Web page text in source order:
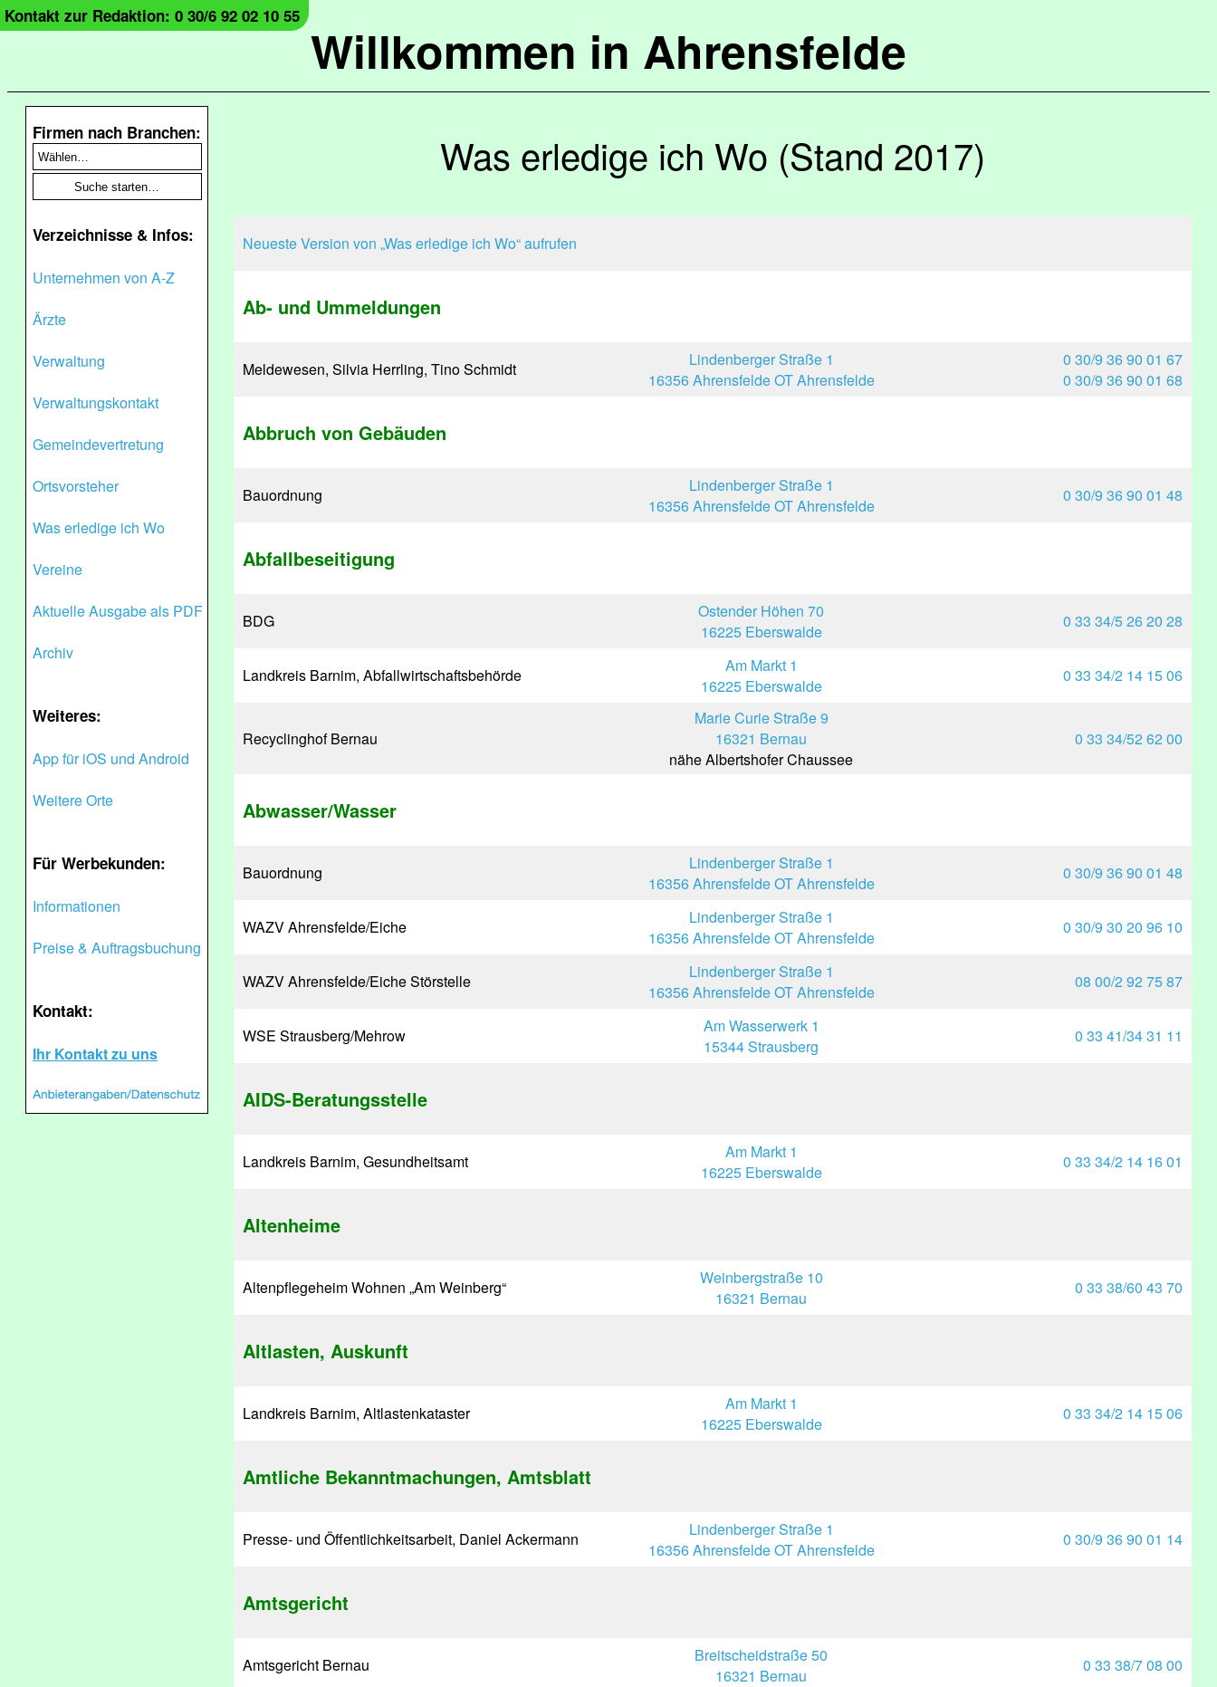
Willkommen in Ahrensfelde
Kontakt zur Redaktion: 0 30/6 92 02 10 55
Firmen nach Branchen:
Verzeichnisse & Infos:
Unternehmen von A-Z
Ärzte
Verwaltung
Verwaltungskontakt
Gemeindevertretung
Ortsvorsteher
Was erledige ich Wo
Vereine
Aktuelle Ausgabe als PDF
Archiv
Weiteres:
App für iOS und Android
Weitere Orte
Für Werbekunden:
Informationen
Preise & Auftragsbuchung
Kontakt:
Ihr Kontakt zu uns
Was erledige ich Wo (Stand 2017)
Neueste Version von „Was erledige ich Wo“ aufrufen
Ab- und Ummeldungen
Meldewesen, Silvia Herrling, Tino Schmidt
Lindenberger Straße 1
16356 Ahrensfelde OT Ahrensfelde
0 30/9 36 90 01 67
0 30/9 36 90 01 68
Abbruch von Gebäuden
Bauordnung
Lindenberger Straße 1
16356 Ahrensfelde OT Ahrensfelde
0 30/9 36 90 01 48
Abfallbeseitigung
BDG
Ostender Höhen 70
16225 Eberswalde
0 33 34/5 26 20 28
Landkreis Barnim, Abfallwirtschaftsbehörde
Am Markt 1
16225 Eberswalde
0 33 34/2 14 15 06
Recyclinghof Bernau
Marie Curie Straße 9
16321 Bernau
nähe Albertshofer Chaussee
0 33 34/52 62 00
Abwasser/Wasser
Bauordnung
Lindenberger Straße 1
16356 Ahrensfelde OT Ahrensfelde
0 30/9 36 90 01 48
WAZV Ahrensfelde/Eiche
Lindenberger Straße 1
16356 Ahrensfelde OT Ahrensfelde
0 30/9 30 20 96 10
WAZV Ahrensfelde/Eiche Störstelle
Lindenberger Straße 1
16356 Ahrensfelde OT Ahrensfelde
08 00/2 92 75 87
WSE Strausberg/Mehrow
Am Wasserwerk 1
15344 Strausberg
0 33 41/34 31 11
AIDS-Beratungsstelle
Landkreis Barnim, Gesundheitsamt
Am Markt 1
16225 Eberswalde
0 33 34/2 14 16 01
Altenheime
Altenpflegeheim Wohnen „Am Weinberg“
Weinbergstraße 10
16321 Bernau
0 33 38/60 43 70
Altlasten, Auskunft
Landkreis Barnim, Altlastenkataster
Am Markt 1
16225 Eberswalde
0 33 34/2 14 15 06
Amtliche Bekanntmachungen, Amtsblatt
Presse- und Öffentlichkeitsarbeit, Daniel Ackermann
Lindenberger Straße 1
16356 Ahrensfelde OT Ahrensfelde
0 30/9 36 90 01 14
Amtsgericht
Amtsgericht Bernau
Breitscheidstraße 50
16321 Bernau
0 33 38/7 08 00